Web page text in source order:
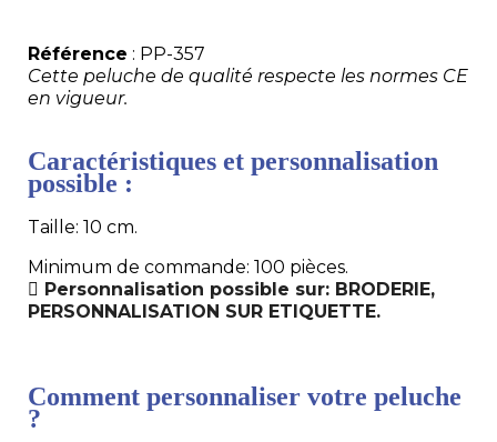
Référence : PP-357
Cette peluche de qualité respecte les normes CE
en vigueur.
Caractéristiques et personnalisation
possible :
Taille: 10 cm.
Minimum de commande: 100 pièces.
Personnalisation possible sur: BRODERIE,
PERSONNALISATION SUR ETIQUETTE.
Comment personnaliser votre peluche
?